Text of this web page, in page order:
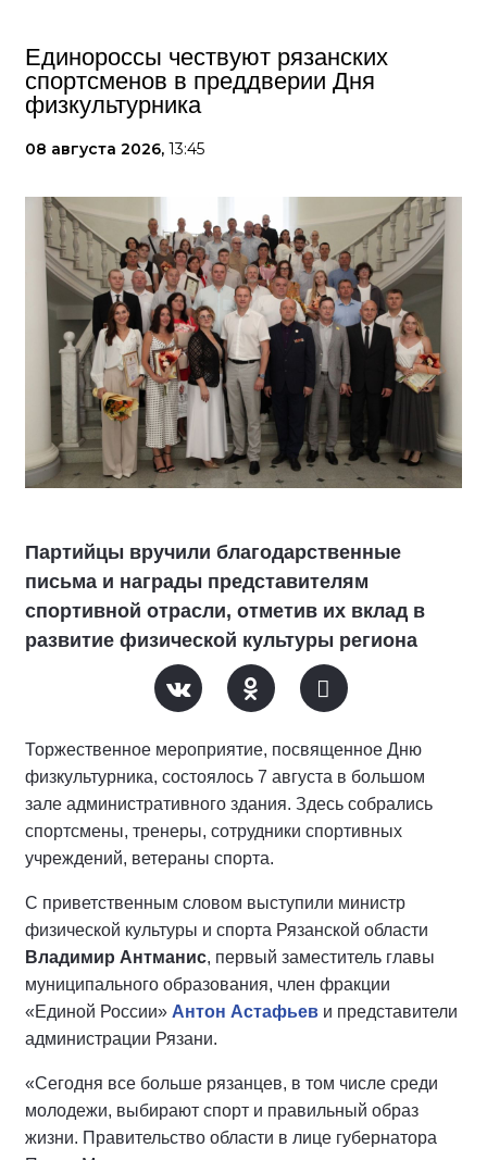
Единороссы чествуют рязанских
спортсменов в преддверии Дня
физкультурника
08 августа 2026, 13:45
Партийцы вручили благодарственные
письма и награды представителям
спортивной отрасли, отметив их вклад в
развитие физической культуры региона
Торжественное мероприятие, посвященное Дню
физкультурника, состоялось 7 августа в большом
зале административного здания. Здесь собрались
спортсмены, тренеры, сотрудники спортивных
учреждений, ветераны спорта.
С приветственным словом выступили министр
физической культуры и спорта Рязанской области
Владимир Антманис, первый заместитель главы
муниципального образования, член фракции
«Единой России» Антон Астафьев и представители
администрации Рязани.
«Сегодня все больше рязанцев, в том числе среди
молодежи, выбирают спорт и правильный образ
жизни. Правительство области в лице губернатора